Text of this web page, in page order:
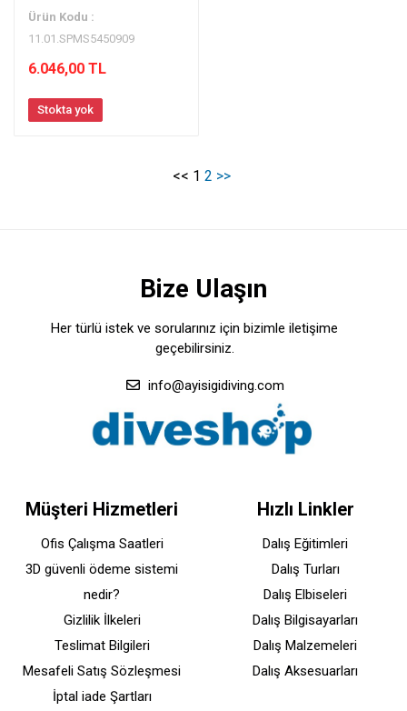
Ürün Kodu :
11.01.SPMS5450909
6.046,00 TL
Stokta yok
<< 1 2 >>
Bize Ulaşın
Her türlü istek ve sorularınız için bizimle iletişime
geçebilirsiniz.
info@ayisigidiving.com
Müşteri Hizmetleri
Ofis Çalışma Saatleri
3D güvenli ödeme sistemi
nedir?
Gizlilik İlkeleri
Teslimat Bilgileri
Mesafeli Satış Sözleşmesi
İptal iade Şartları
Hızlı Linkler
Dalış Eğitimleri
Dalış Turları
Dalış Elbiseleri
Dalış Bilgisayarları
Dalış Malzemeleri
Dalış Aksesuarları